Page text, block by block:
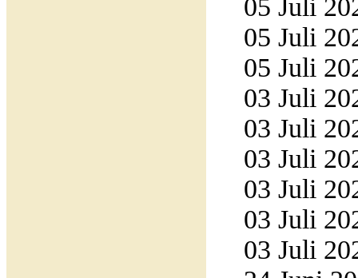
05 Juli
05 Juli
05 Juli
03 Juli
03 Juli
03 Juli
03 Juli
03 Juli
03 Juli